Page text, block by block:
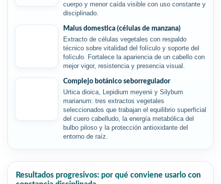
cuerpo y menor caída visible con uso constante y
disciplinado.
Malus domestica (células de manzana)
Extracto de células vegetales con respaldo
técnico sobre vitalidad del folículo y soporte del
folículo. Fortalece la apariencia de un cabello con
mejor vigor, resistencia y presencia visual.
Complejo botánico seborregulador
Urtica dioica, Lepidium meyenii y Silybum
marianum: tres extractos vegetales
seleccionados que trabajan el equilibrio superficial
del cuero cabelludo, la energía metabólica del
bulbo piloso y la protección antioxidante del
entorno de raíz.
Resultados progresivos: por qué conviene usarlo con